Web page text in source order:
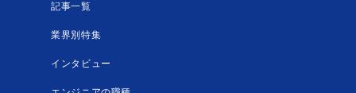
記事一覧
業界別特集
インタビュー